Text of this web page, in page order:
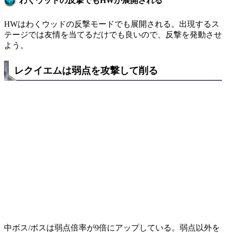
HWはわくウッドの反撃モードでも展開される。出現するス
テージでは友情を当てるだけでも良いので、反撃を発動させ
よう。
レクイエムは弱点を攻撃して削る
中ボス/ボスは弱点倍率が9倍にアップしている。弱点以外を